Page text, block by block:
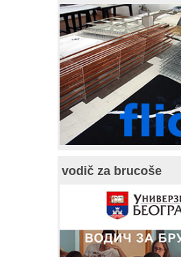
vodič za brucoše